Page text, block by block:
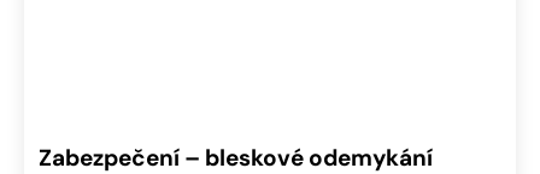
Zabezpečení – bleskové odemykání